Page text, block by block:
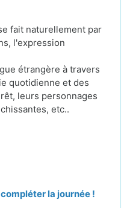
fait naturellement par
l'expression
étrangère à travers
quotidienne et des
leurs personnages
etc..
la journée !